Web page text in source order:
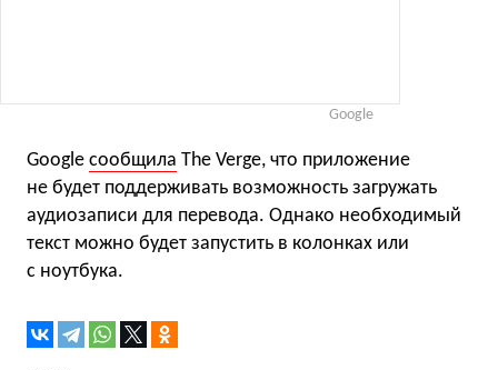
Goоgle
Google сообщила The Verge, что приложение
не будет поддерживать возможность загружать
аудиозаписи для перевода. Однако необходимый
текст можно будет запустить в колонках или
с ноутбука.